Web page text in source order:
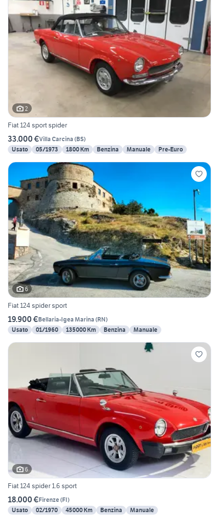
2
Fiat 124 sport spider
33.000 €Villa Carcina (BS)
Usato
05/1973 1800 Km Benzina Manuale Pre-Euro
6
Fiat 124 spider sport
19.900 €Bellaria-Igea Marina (RN)
Usato
01/1960 135000 Km Benzina Manuale
6
Fiat 124 spider 1.6 sport
18.000 €Firenze(FI)
Usato
02/1970 45000 Km Benzina Manuale